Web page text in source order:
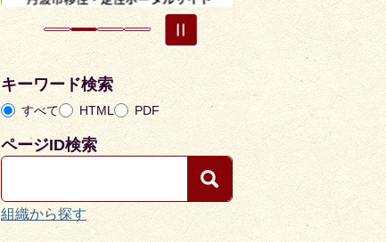
イ
ド
イ
キーワード検索
すべて HTML PDF
ページID検索
組織から探す